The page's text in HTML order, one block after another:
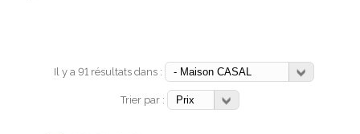
Il y a 91 résultats dans :
Trier par :